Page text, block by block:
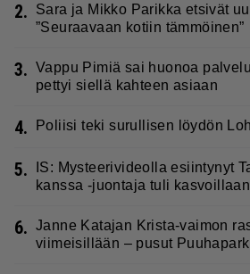
2.
Sara ja Mikko Parikka etsivät
”Seuraavaan kotiin tämmöinen”
3. Vappu Pimiä sai huonoa
pettyi siellä kahteen asiaan
4. Poliisi teki surullisen löydön
5.
IS: Mysteerivideolla esiintynyt
kanssa -juontaja tuli
6. Janne Katajan Krista-vaimon
viimeisillään – pusut